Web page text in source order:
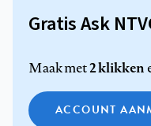
Gratis Ask
Maak met2 klikken
ACCOUNT